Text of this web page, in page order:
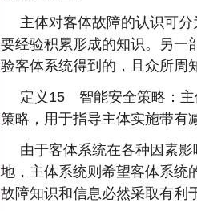
主体对客体故障的认识可
要经验积累形成的知识。另一
验客体系统得到的，且众所周
定义15 智能安全策略：主
策略，用于指导主体实施带有
由于客体系统在各种因素
地，主体系统则希望客体系统
故障知识和信息必然采取有利